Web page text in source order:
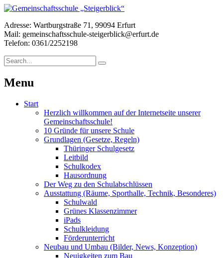
Adresse: Wartburgstraße 71, 99094 Erfurt
Mail: gemeinschaftsschule-steigerblick@erfurt.de
Telefon: 0361/2252198
Menu
Start
Herzlich willkommen auf der Internetseite unserer
Gemeinschaftsschule!
10 Gründe für unsere Schule
Grundlagen (Gesetze, Regeln)
Thüringer Schulgesetz
Leitbild
Schulkodex
Hausordnung
Der Weg zu den Schulabschlüssen
Ausstattung (Räume, Sporthalle, Technik, Besonderes)
Schulwald
Grünes Klassenzimmer
iPads
Schulkleidung
Förderunterricht
Neubau und Umbau (Bilder, News, Konzeption)
Neuigkeiten zum Bau